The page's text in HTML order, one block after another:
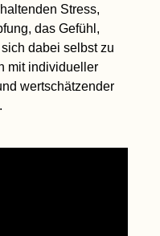
Stress,
das Gefühl,
dabei selbst zu
mit individueller
wertschätzender